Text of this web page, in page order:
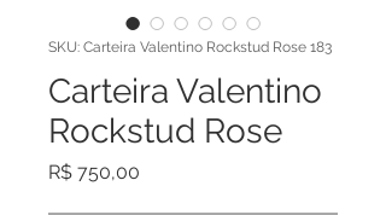
SKU: Carteira Valentino Rockstud Rose 183
Carteira Valentino
Rockstud Rose
R$ 750,00